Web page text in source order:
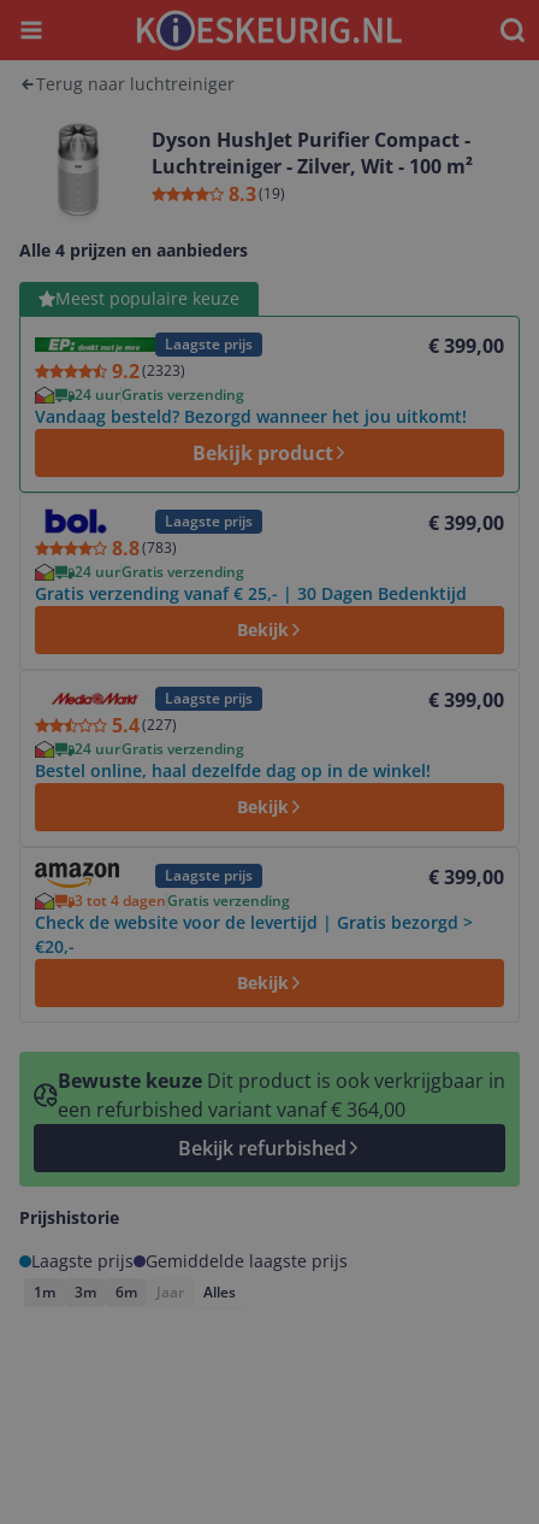
Menu
Terug naar luchtreiniger
Dyson HushJet Purifier Compact -
Luchtreiniger - Zilver, Wit - 100 m²
8.3(19)
Alle 4 prijzen en aanbieders
Meest populaire keuze
Laagste prijs
9.2(2323)
€ 399,00
24 uurGratis verzending
Vandaag besteld? Bezorgd wanneer het jou uitkomt!
Bekijk product
Bekijk product
Laagste prijs
8.8(783)
€ 399,00
24 uurGratis verzending
Gratis verzending vanaf € 25,- | 30 Dagen Bedenktijd
Bekijk
Bekijk product
Laagste prijs
5.4(227)
€ 399,00
24 uurGratis verzending
Bestel online, haal dezelfde dag op in de winkel!
Bekijk
Laagste prijs € 399,00
3 tot 4 dagenGratis verzending
Check de website voor de levertijd | Gratis bezorgd >
€20,-
Bekijk
Bekijk product
Bewuste keuze Dit product is ook verkrijgbaar in
een refurbished variant vanaf € 364,00
Bekijk refurbished
Prijshistorie
Laagste prijs
Gemiddelde laagste prijs
1m 3m 6m Jaar Alles